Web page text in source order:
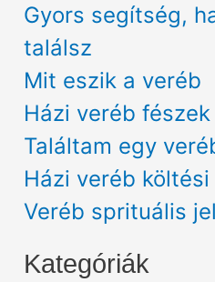
Gyors segítség,
találsz
Mit eszik a veréb
Házi veréb fészek
Találtam egy
Házi veréb
Veréb sprituális
Kategóriák